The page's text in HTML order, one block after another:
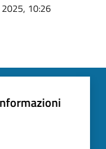
10:26